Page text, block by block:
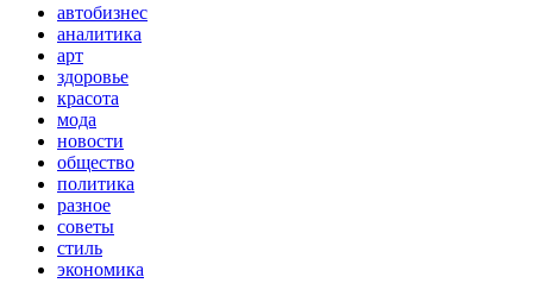
автобизнес
аналитика
арт
здоровье
красота
мода
новости
общество
политика
разное
советы
стиль
экономика